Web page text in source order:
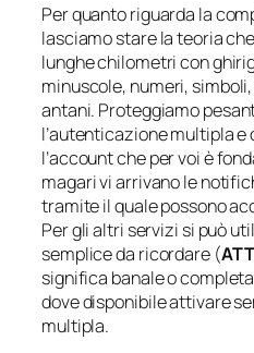
Per quanto riguarda la
lasciamo stare la teoria
lunghe chilometri con
minuscole, numeri,
antani. Proteggiamo
l’autenticazione multipla e
l’account che per voi è
magari vi arrivano le
tramite il quale possono
Per gli altri servizi si può
semplice da ricordare (
significa banale o
dove disponibile attivare
multipla.